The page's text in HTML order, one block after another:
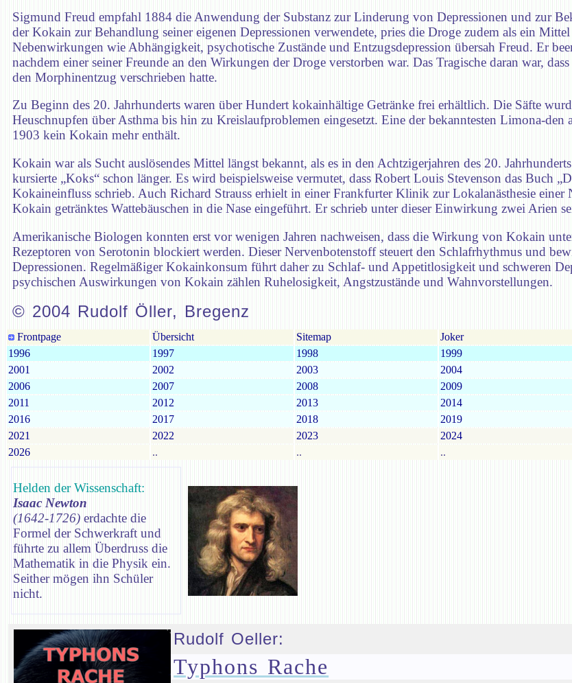
Sigmund Freud empfahl 1884 die Anwendung der Substanz zur Linderung von Depressionen und zur
der Kokain zur Behandlung seiner eigenen Depressionen verwendete, pries die Droge zudem als ein
Nebenwirkungen wie Abhängigkeit, psychotische Zustände und Entzugsdepression übersah Freud. Er
nachdem einer seiner Freunde an den Wirkungen der Droge verstorben war. Das Tragische daran war,
den Morphinentzug verschrieben hatte.
Zu Beginn des 20. Jahrhunderts waren über Hundert kokainhältige Getränke frei erhältlich. Die Säfte
Heuschnupfen über Asthma bis hin zu Kreislaufproblemen eingesetzt. Eine der bekanntesten Limona-den
1903 kein Kokain mehr enthält.
Kokain war als Sucht auslösendes Mittel längst bekannt, als es in den Achtzigerjahren des 20.
kursierte „Koks“ schon länger. Es wird beispielsweise vermutet, dass Robert Louis Stevenson das Buch
Kokaineinfluss schrieb. Auch Richard Strauss erhielt in einer Frankfurter Klinik zur Lokalanästhesie einer
Kokain getränktes Wattebäuschen in die Nase eingeführt. Er schrieb unter dieser Einwirkung zwei Arien
Amerikanische Biologen konnten erst vor wenigen Jahren nachweisen, dass die Wirkung von Kokain
Rezeptoren von Serotonin blockiert werden. Dieser Nervenbotenstoff steuert den Schlafrhythmus und
Depressionen. Regelmäßiger Kokainkonsum führt daher zu Schlaf- und Appetitlosigkeit und schweren
psychischen Auswirkungen von Kokain zählen Ruhelosigkeit, Angstzustände und Wahnvorstellungen.
© 2004 Rudolf Öller, Bregenz
Frontpage Übersicht Sitemap Joker
1996
1997 1998 1999
2001
2002 2003 2004
2006
2007 2008 2009
2011
2012 2013 2014
2016
2017 2018 2019
2021
2022 2023 2024
2026
.. .. ..
Helden der Wissenschaft:
Isaac Newton
(1642-1726) erdachte die
Formel der Schwerkraft und
führte zu allem Überdruss die
Mathematik in die Physik ein.
Seither mögen ihn Schüler
nicht.
Rudolf Oeller:
Typhons Rache